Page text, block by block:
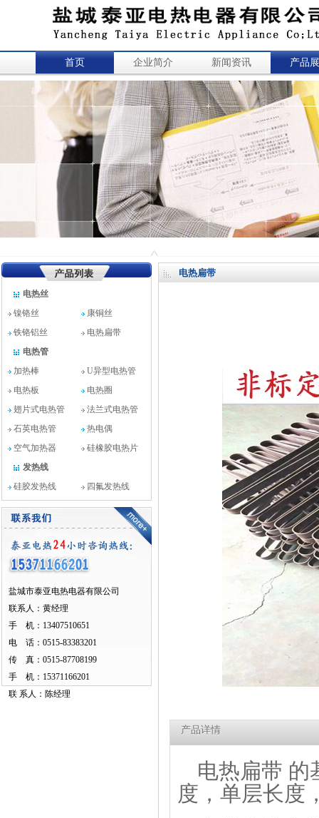
首页 企业简介 新闻资讯 产品
电热丝
镍铬丝
康铜丝
铁铬铝丝
电热扁带
电热管
加热棒
U异型电热管
电热板
电热圈
翅片式电热管
法兰式电热管
石英电热管
热电偶
空气加热器
硅橡胶电热片
发热线
硅胶发热线
四氟发热线
盐城市泰亚电热电器有限公司
联系人：黄经理
手 机：13407510651
电 话：0515-83383201
传 真：0515-87708199
手 机：15371166201
联 系人：陈经理
电热扁带
产品详情
电热扁带
度，单层长度